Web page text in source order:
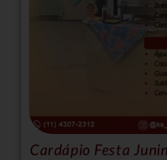
Cardápio Festa